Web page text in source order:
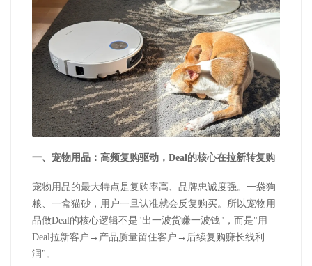
一、宠物用品：高频复购驱动， Deal 的核心在拉新转复购
宠物用品的最大特点是复购率高、品牌忠诚度强。一袋狗
粮、一盒猫砂，用户一旦认准就会反复购买。所以宠物用
品做Deal 的核心逻辑不是"出一波货赚一波钱" ，而是" 用
Deal拉新客户→产品质量留住客户→后续复购赚长线利
润 " 。